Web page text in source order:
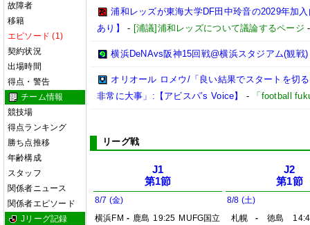
故障者
移籍
エピソード (1)
契約状況
出場時間
得点・警告
チーム情報
競技場
得点ランキング
勝ち点推移
年齢構成
スタッフ
関係者ニュース
関係者エピソード
Jリーグ記録
浦和レッズが東海大学DF田中玲音の2029年加
あり】
- [浦議]浦和レッズについて議論するページ
横浜DeNAvs阪神15回戦@横浜スタジアム(観戦)
オリオール ロメウ/「良い結果でスタートを切
非常に大事」:【アビスパ’s Voice】
- 「football
リーグ戦
J1
第1節
8/7 (金)
横浜FM - 鹿島 19:25 MUFG国立
J2
第1節
8/8 (土)
札幌
- 徳島